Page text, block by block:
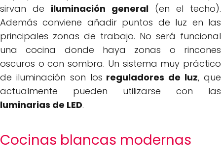
sirvan de iluminación general (en el techo).
Además conviene añadir puntos de luz en las
principales zonas de trabajo. No será funcional
una cocina donde haya zonas o rincones
oscuros o con sombra. Un sistema muy práctico
de iluminación son los reguladores de luz, que
actualmente pueden utilizarse con las
luminarias de LED.
Cocinas blancas modernas